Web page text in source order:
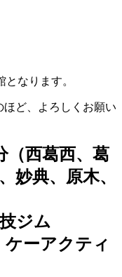
なります。
ど、よろしくお願い
（西葛西、葛
妙典、原木、
ジム
ーアクティ